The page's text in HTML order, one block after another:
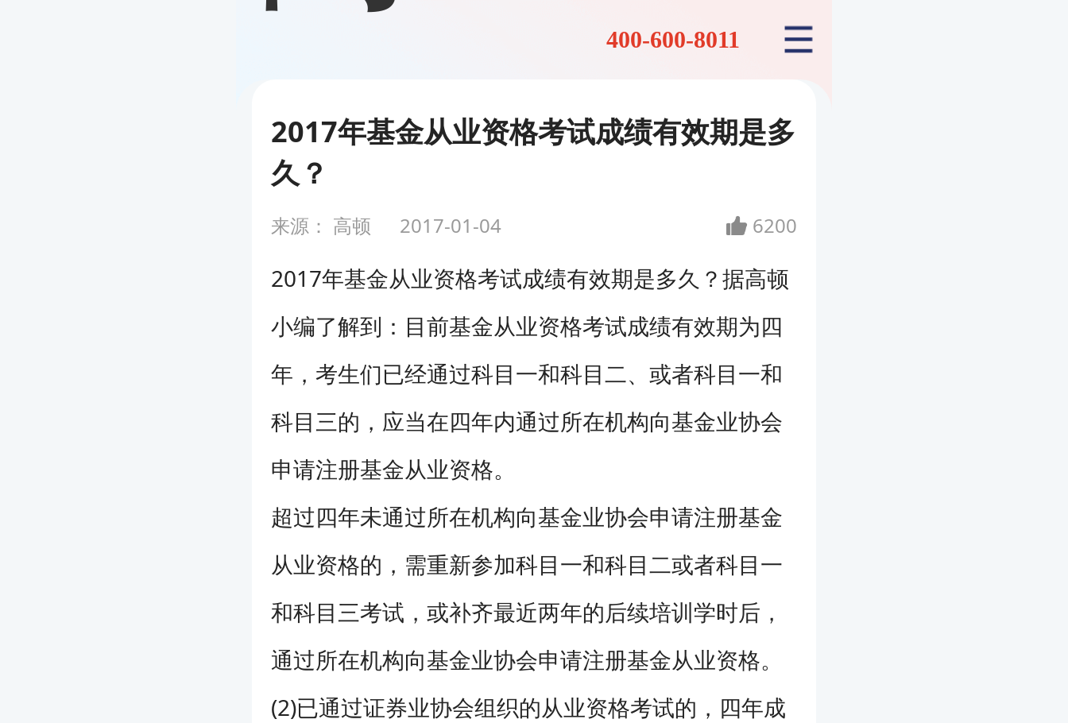
400-600-8011
2017年基金从业资格考试成绩有效期是多
久？
来源： 高顿 2017-01-04 6200
2017年基金从业资格考试成绩有效期是多久？据高顿
小编了解到：目前基金从业资格考试成绩有效期为四
年，考生们已经通过科目一和科目二、或者科目一和
科目三的，应当在四年内通过所在机构向基金业协会
申请注册基金从业资格。
超过四年未通过所在机构向基金业协会申请注册基金
从业资格的，需重新参加科目一和科目二或者科目一
和科目三考试，或补齐最近两年的后续培训学时后，
通过所在机构向基金业协会申请注册基金从业资格。
(2)已通过证券业协会组织的从业资格考试的，四年成